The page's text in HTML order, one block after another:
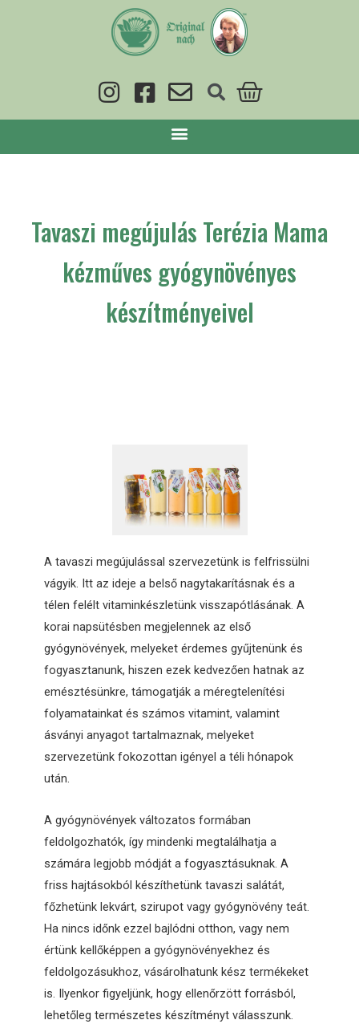
Tavaszi megújulás Terézia Mama
kézműves gyógynövényes
készítményeivel
A tavaszi megújulással szervezetünk is felfrissülni
vágyik. Itt az ideje a belső nagytakarításnak és a
télen felélt vitaminkészletünk visszapótlásának. A
korai napsütésben megjelennek az első
gyógynövények, melyeket érdemes gyűjtenünk és
fogyasztanunk, hiszen ezek kedvezően hatnak az
emésztésünkre, támogatják a méregtelenítési
folyamatainkat és számos vitamint, valamint
ásványi anyagot tartalmaznak, melyeket
szervezetünk fokozottan igényel a téli hónapok
után.
A gyógynövények változatos formában
feldolgozhatók, így mindenki megtalálhatja a
számára legjobb módját a fogyasztásuknak. A
friss hajtásokból készíthetünk tavaszi salátát,
főzhetünk lekvárt, szirupot vagy gyógynövény teát.
Ha nincs időnk ezzel bajlódni otthon, vagy nem
értünk kellőképpen a gyógynövényekhez és
feldolgozásukhoz, vásárolhatunk kész termékeket
is. Ilyenkor figyeljünk, hogy ellenőrzött forrásból,
lehetőleg természetes készítményt válasszunk.